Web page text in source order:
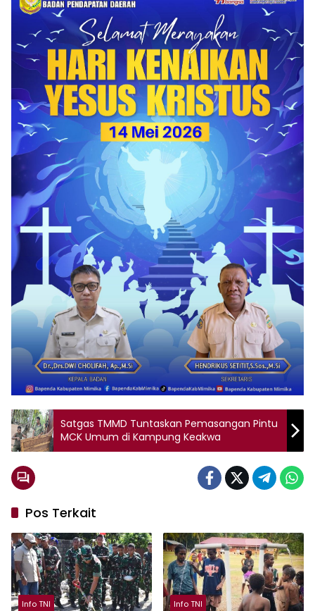
Satgas TMMD Tuntaskan Pemasangan Pintu
MCK Umum di Kampung Keakwa
Pos Terkait
Info TNI Info TNI